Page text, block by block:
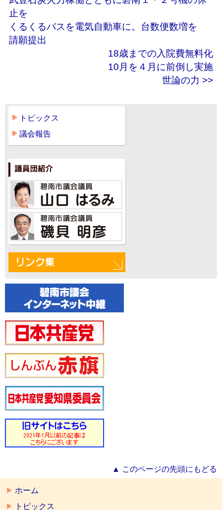
止を
くるくるバスを電気自動車に。台数便数増を
請願提出
18歳までの入院費無料化
10月を４月に前倒し実施
世論の力 >>
トピックス
議会報告
▲ このページの先頭にもどる
ホーム
トピックス